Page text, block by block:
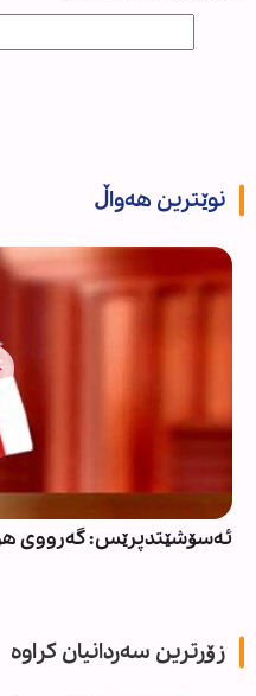
نوێترین هەواڵ
ئەسۆشێتدپرێس: گەرووی
زۆرترین سەردانیان کراوە